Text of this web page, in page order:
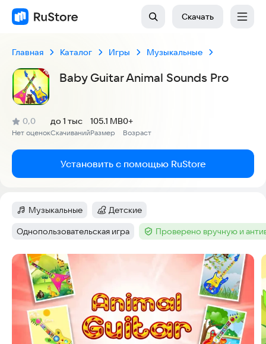
Скачать
Главная Каталог Игры Музыкальные
Baby Guitar Animal Sounds Pro
Рейтинг:
0,0
(
Нет оценок
)
Скачиваний
до 1 тыс
Размер
105.1 MB
Возраст
0+
Установить с помощью RuStore
Категория:
Музыкальные Категория:
Детские
Тег:
Однопользовательская игра Тег :Проверено вручную и
Скриншоты